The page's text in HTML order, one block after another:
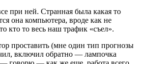
при ней. Странная была какая то
она компьютера, вроде как не
кто то весь наш трафик «съел».
проставить (мне один тип прогнозы
включил обратно — лампочка